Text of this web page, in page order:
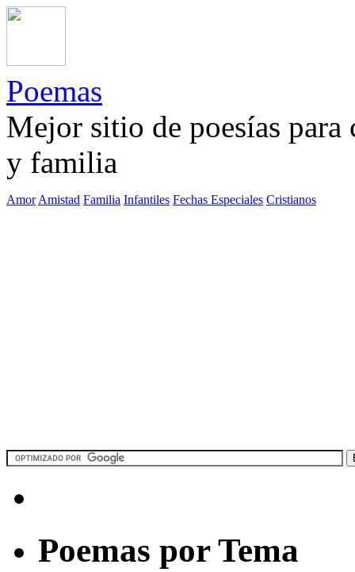
Poemas
Mejor sitio de poesías
y familia
Amor Amistad Familia Infantiles Fechas Especiales Cristianos
Poemas por Tema